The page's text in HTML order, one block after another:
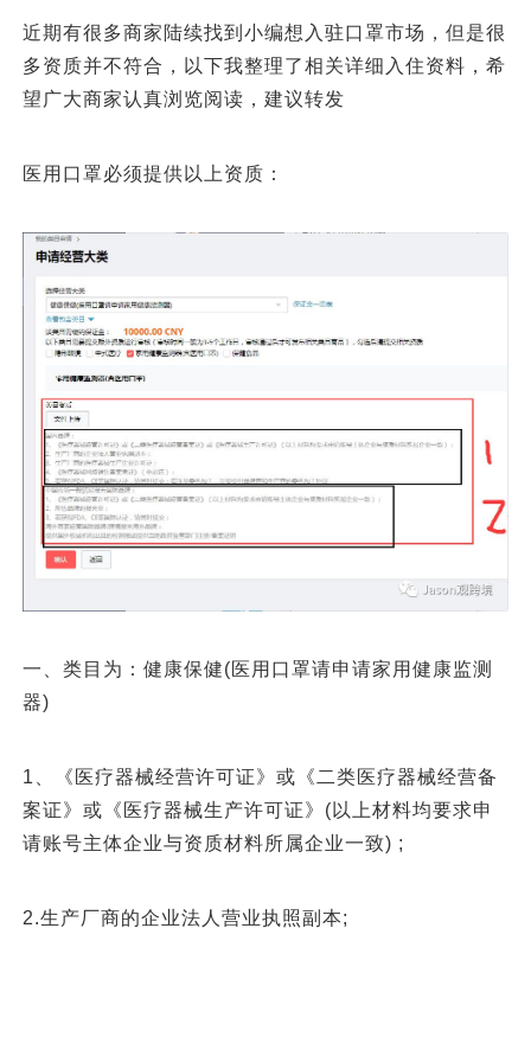
近期有很多商家陆续找到小编想入驻口罩市场，但是很
多资质并不符合，以下我整理了相关详细入住资料，希
望广大商家认真浏览阅读，建议转发
医用口罩必须提供以上资质：
一、类目为：健康保健(医用口罩请申请家用健康监测
器)
1、《医疗器械经营许可证》或《二类医疗器械经营备
案证》或《医疗器械生产许可证》(以上材料均要求申
请账号主体企业与资质材料所属企业一致) ;
2.生产厂商的企业法人营业执照副本;